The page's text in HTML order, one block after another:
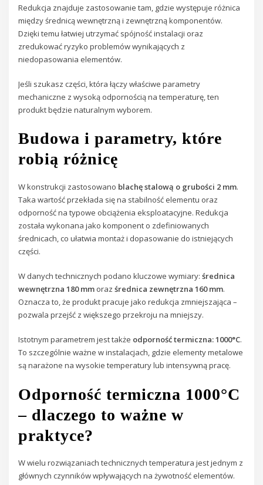
Redukcja znajduje zastosowanie tam, gdzie występuje różnica
między średnicą wewnętrzną i zewnętrzną komponentów.
Dzięki temu łatwiej utrzymać spójność instalacji oraz
zredukować ryzyko problemów wynikających z
niedopasowania elementów.
Jeśli szukasz części, która łączy właściwe parametry
mechaniczne z wysoką odpornością na temperaturę, ten
produkt będzie naturalnym wyborem.
Budowa i parametry, które
robią różnicę
W konstrukcji zastosowano blachę stalową o grubości 2 mm.
Taka wartość przekłada się na stabilność elementu oraz
odporność na typowe obciążenia eksploatacyjne. Redukcja
została wykonana jako komponent o zdefiniowanych
średnicach, co ułatwia montaż i dopasowanie do istniejących
części.
W danych technicznych podano kluczowe wymiary:średnica
wewnętrzna 180 mm orazśrednica zewnętrzna 160 mm.
Oznacza to, że produkt pracuje jako redukcja zmniejszająca –
pozwala przejść z większego przekroju na mniejszy.
Istotnym parametrem jest także odporność termiczna: 1000°C.
To szczególnie ważne w instalacjach, gdzie elementy metalowe
są narażone na wysokie temperatury lub intensywną pracę.
Odporność termiczna 1000°C
– dlaczego to ważne w
praktyce?
W wielu rozwiązaniach technicznych temperatura jest jednym z
głównych czynników wpływających na żywotność elementów.